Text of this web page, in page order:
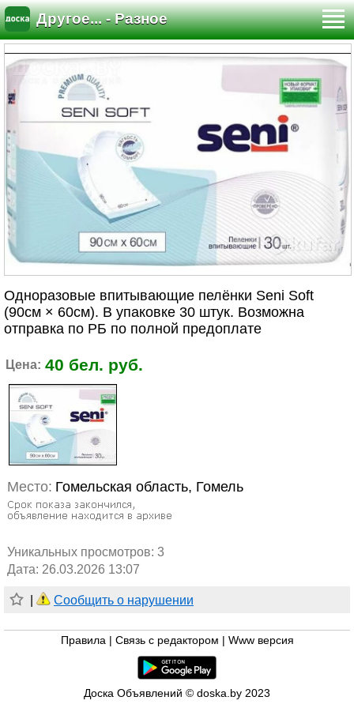
Другое... - Разное
Одноразовые впитывающие пелёнки Seni Soft
(90см × 60см). В упаковке 30 штук. Возможна
отправка по РБ по полной предоплате
Цена: 40 бел. руб.
Место: Гомельская область, Гомель
Уникальных просмотров: 3
Дата: 26.03.2026 13:07
Сообщить о нарушении
Правила Связь с редактором Www версия
Доска Объявлений © doska.by 2023